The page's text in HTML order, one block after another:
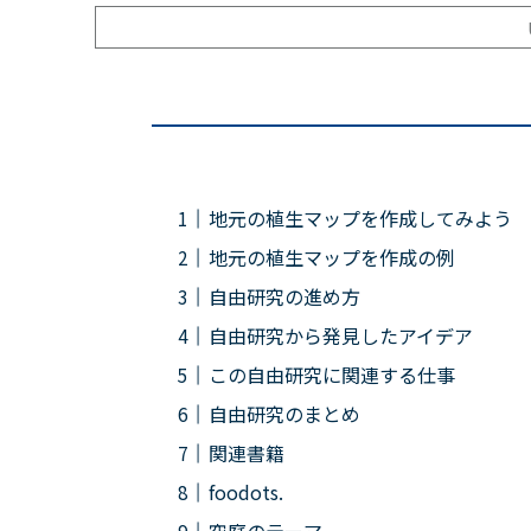
地元の植生マップを作成してみよう
地元の植生マップを作成の例
自由研究の進め方
自由研究から発見したアイデア
この自由研究に関連する仕事
自由研究のまとめ
関連書籍
foodots.